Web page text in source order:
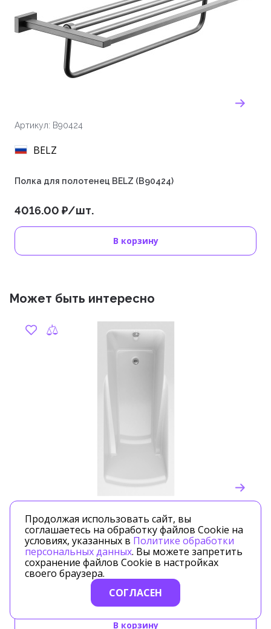
Артикул: B90424
BELZ
Полка для полотенец BELZ (B90424)
4016.00 ₽/шт.
В корзину
Может быть интересно
Timo
Акриловая ванна TIMO HELLA 1500*750*630 (HELLA1575)
В корзину
Продолжая использовать сайт, вы
соглашаетесь на обработку файлов Cookie на
условиях, указанных в Политике обработки
персональных данных. Вы можете запретить
сохранение файлов Cookie в настройках
своего браузера.
СОГЛАСЕН